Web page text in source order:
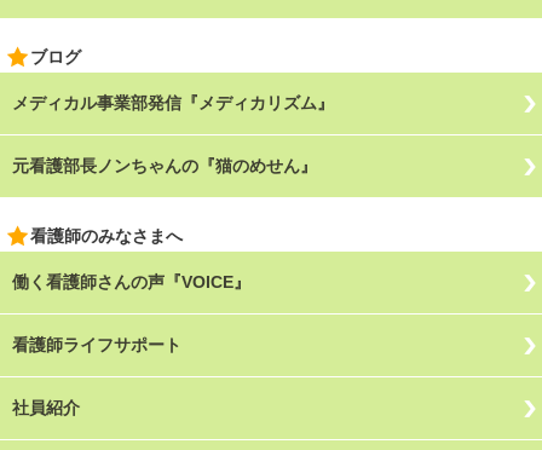
ブログ
メディカル事業部発信『メディカリズム』
元看護部長ノンちゃんの『猫のめせん』
看護師のみなさまへ
働く看護師さんの声『VOICE』
看護師ライフサポート
社員紹介